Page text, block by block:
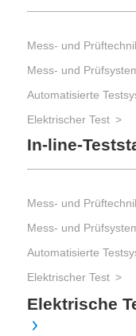
Mess- und
Mess- und
Elektrischer Test
In-line-
Mess- und
Mess- und
Elektrischer Test
Elektrische